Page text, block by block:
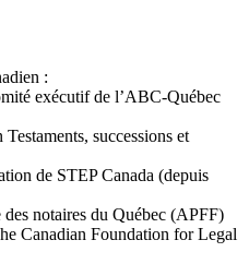
:
exécutif de l’ABC-Québec
successions et
de STEP Canada (depuis
notaires du Québec (APFF)
Canadian Foundation for Legal